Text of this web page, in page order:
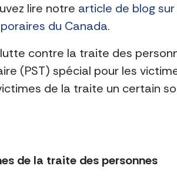
lire notre article de blog
du Canada.
contre la traite des
(PST) spécial pour les
de la traite un certain
de la traite des personnes